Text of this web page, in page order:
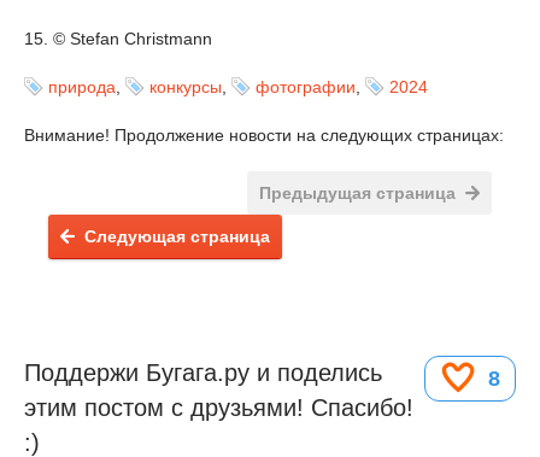
15. © Stefan Christmann
природа конкурсы фотографии 2024
Внимание! Продолжение новости на следующих страницах:
Предыдущая страница
Следующая страница
8
Поддержи Бугага.ру и поделись
этим постом с друзьями! Спасибо!
:)